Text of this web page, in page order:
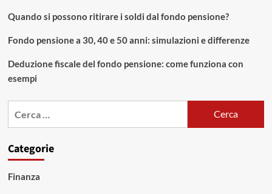
spendere
Quando si possono ritirare i soldi dal fondo pensione?
Fondo pensione a 30, 40 e 50 anni: simulazioni e differenze
Deduzione fiscale del fondo pensione: come funziona con
esempi
Categorie
Finanza